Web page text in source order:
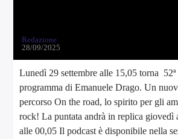
Redazione
28/09/2025
Lunedì 29 settembre alle 15,05 torna 52ª
programma di Emanuele Drago. Un
percorso On the road, lo spirito per gli
rock! La puntata andrà in replica giovedì
alle 00,05 Il podcast è disponibile nella